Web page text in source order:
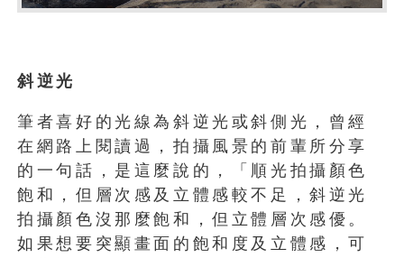
斜逆光
筆者喜好的光線為斜逆光或斜側光，曾經
在網路上閱讀過，拍攝風景的前輩所分享
的一句話，是這麼說的，「順光拍攝顏色
飽和，但層次感及立體感較不足，斜逆光
拍攝顏色沒那麼飽和，但立體層次感優。
如果想要突顯畫面的飽和度及立體感，可